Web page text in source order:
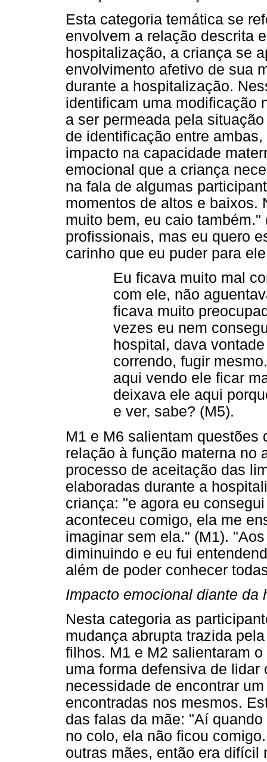
Esta categoria temática se
envolvem a relação descrita
hospitalização, a criança se
envolvimento afetivo de sua
durante a hospitalização.
identificam uma modificação
a ser permeada pela
de identificação entre
impacto na capacidade
emocional que a criança
na fala de algumas
momentos de altos e baixos.
muito bem, eu caio
profissionais, mas eu quero
carinho que eu puder para
Eu ficava muito mal
com ele, não
ficava muito
vezes eu nem
hospital, dava
correndo, fugir
aqui vendo ele ficar
deixava ele aqui
e ver, sabe? (M5).
M1 e M6 salientam questões
relação à função materna no
processo de aceitação das
elaboradas durante a
criança: "e agora eu
aconteceu comigo, ela me
imaginar sem ela." (M1).
diminuindo e eu fui
além de poder conhecer
Impacto emocional diante da
Nesta categoria as
mudança abrupta trazida
filhos. M1 e M2 salientaram
uma forma defensiva de
necessidade de encontrar
encontradas nos mesmos.
das falas da mãe: "Aí
no colo, ela não ficou
outras mães, então era difícil